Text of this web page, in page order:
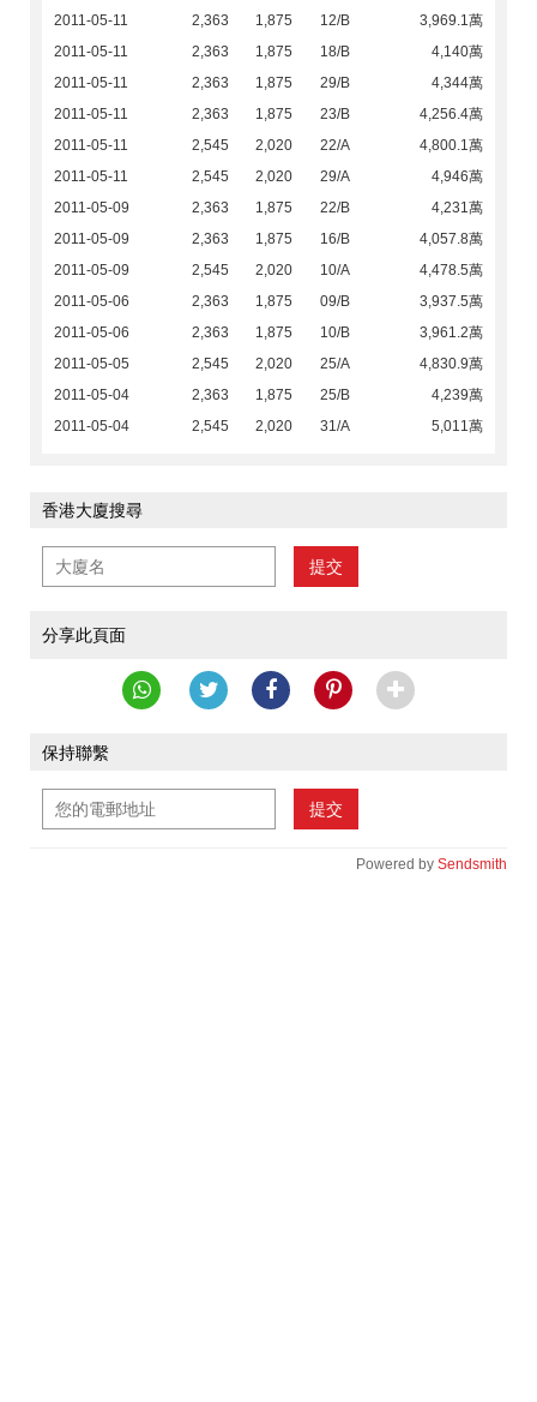
2011-05-11
2,363 1,875 12/B
3,969.1萬
2011-05-11
2,363 1,875 18/B
4,140萬
2011-05-11
2,363 1,875 29/B
4,344萬
2011-05-11
2,363 1,875 23/B
4,256.4萬
2011-05-11
2,545 2,020 22/A
4,800.1萬
2011-05-11
2,545 2,020 29/A
4,946萬
2011-05-09
2,363 1,875 22/B
4,231萬
2011-05-09
2,363 1,875 16/B
4,057.8萬
2011-05-09
2,545 2,020 10/A
4,478.5萬
2011-05-06
2,363 1,875 09/B
3,937.5萬
2011-05-06
2,363 1,875 10/B
3,961.2萬
2011-05-05
2,545 2,020 25/A
4,830.9萬
2011-05-04
2,363 1,875 25/B
4,239萬
2011-05-04
2,545 2,020 31/A 5,011萬
香港大廈搜尋
提交
分享此頁面
保持聯繫
提交
Powered by Sendsmith